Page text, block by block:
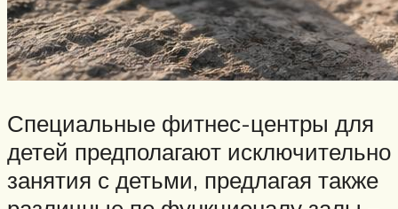
Специальные фитнес-центры для
детей предполагают исключительно
занятия с детьми, предлагая также